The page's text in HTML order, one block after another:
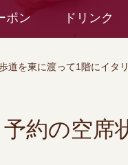
ポン ドリンク
道を東に渡って1階にイタ
約の空席